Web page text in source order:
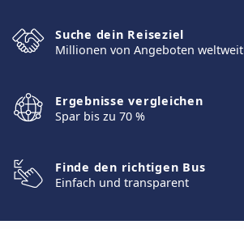
Suche dein Reiseziel
Millionen von Angeboten weltweit
Ergebnisse vergleichen
Spar bis zu 70 %
Finde den richtigen Bus
Einfach und transparent